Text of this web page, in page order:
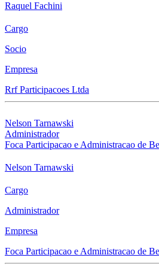
Raquel Fachini
Cargo
Socio
Empresa
Rrf Participacoes Ltda
Nelson Tarnawski
Administrador
Foca Participacao e Administracao de
Nelson Tarnawski
Cargo
Administrador
Empresa
Foca Participacao e Administracao de